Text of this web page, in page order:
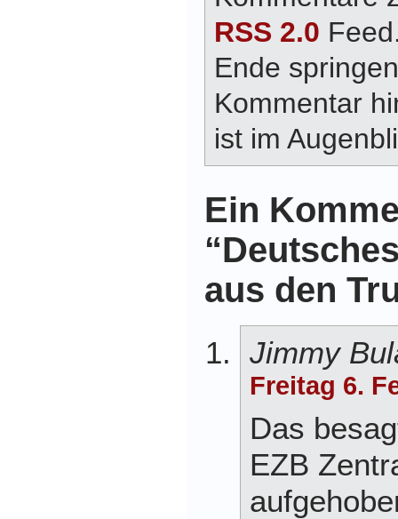
RSS 2.0
Ende
Kommentar
ist im
Ein
aus den
Jimmy
Freitag 6.
Das
EZB